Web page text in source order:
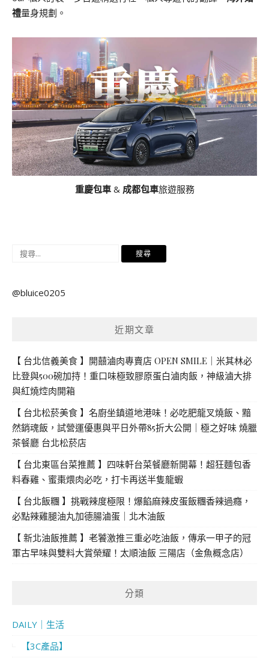
禮量身規劃。
重慶包車& 成都包車旅遊服務
搜
鍵
@bluice0205
近期文章
【 台北信義美食 】開囍滷肉專賣店 OPEN SMILE｜米其林必
比登與500碗加持！重口味極致膠原蛋白滷肉飯，神級滷大排
與紅燒焢肉開箱
【 台北松菸美食 】名廚坐鎮道地港味！必吃肥龍叉燒飯、黯
然銷魂飯，試營運優惠與平日外帶85折大公開｜極之好味 燒臘
茶餐廳 台北松菸店
【 台北東區台菜推薦 】四味軒台菜餐廳新開幕！超狂麵包香
料春雞、蜜棗煨肉必吃，打卡再送半隻龍蝦
【 台北飯糰 】挑戰辣度極限！爆餡麻辣皮蛋飯糰香辣過癮，
必點辣雞腿油丸加德腸滷蛋｜北木油飯
【 新北油飯推薦 】老饕激推三重必吃油飯，傳承一甲子的冠
軍古早味與雙料大賞榮耀！太順油飯 三陽店（金魚概念店）
分類
DAILY｜生活
【3C產品】